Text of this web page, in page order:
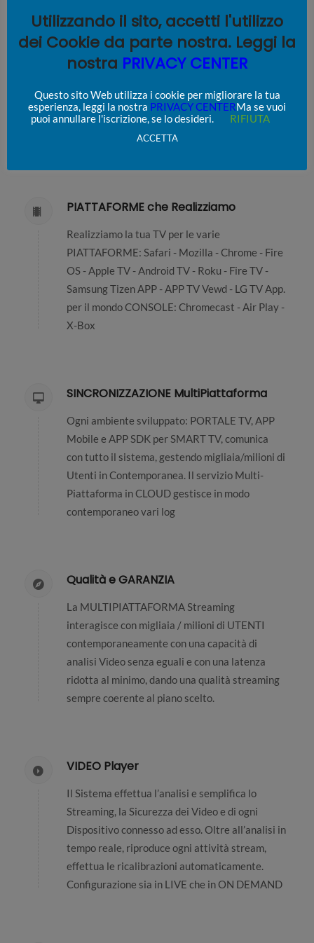
COSTI Mensili di CONSUMO da Fatturare con il SERVER
Il Flusso STREAMING e lo STORAGE, avranno
un costo a parte dalla costruzione e sviluppo
CREARE WEB TV e sono SCALABILI. I Costi si
basano sul consumo reale e sarà il committente
ad acquistare il pacchetto mensile
PIATTAFORME che Realizziamo
Realizziamo la tua TV per le varie
PIATTAFORME: Safari - Mozilla - Chrome - Fire
OS - Apple TV - Android TV - Roku - Fire TV -
Samsung Tizen APP - APP TV Vewd - LG TV App.
per il mondo CONSOLE: Chromecast - Air Play -
X-Box
SINCRONIZZAZIONE MultiPiattaforma
Ogni ambiente sviluppato: PORTALE TV, APP
Mobile e APP SDK per SMART TV, comunica
con tutto il sistema, gestendo migliaia/milioni di
Utenti in Contemporanea. Il servizio Multi-
Piattaforma in CLOUD gestisce in modo
contemporaneo vari log
Qualità e GARANZIA
La MULTIPIATTAFORMA Streaming
interagisce con migliaia / milioni di UTENTI
contemporaneamente con una capacità di
analisi Video senza eguali e con una latenza
ridotta al minimo, dando una qualità streaming
sempre coerente al piano scelto.
VIDEO Player
Il Sistema effettua l’analisi e semplifica lo
Streaming, la Sicurezza dei Video e di ogni
Dispositivo connesso ad esso. Oltre all’analisi in
tempo reale, riproduce ogni attività stream,
effettua le ricalibrazioni automaticamente.
Configurazione sia in LIVE che in ON DEMAND
Utilizzando il sito, accetti l'utilizzo
dei Cookie da parte nostra. Leggi la
nostra PRIVACY CENTER
Questo sito Web utilizza i cookie per migliorare la tua
esperienza, leggi la nostra PRIVACY CENTERMa se vuoi
puoi annullare l'iscrizione, se lo desideri.
RIFIUTA
ACCETTA